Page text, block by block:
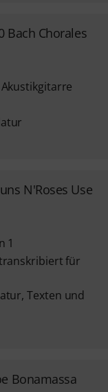
Bach Chorales
N'Roses Use
1
für
Texten und
Bonamassa